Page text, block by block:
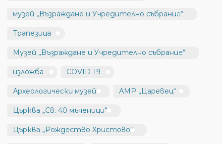
музей „Възраждане и Учредително събрание“
Трапезица
Музей „Възраждане и Учредително събрание“
изложба COVID-19
Археологически музей АМР „Царевец“
Църква „Св. 40 мъченици“
Църква „Рождество Христово“